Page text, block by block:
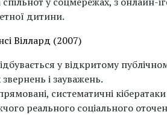
дитини.
Віллард (2007)
у відкритому
і зауважень.
систематичні
реального соціального